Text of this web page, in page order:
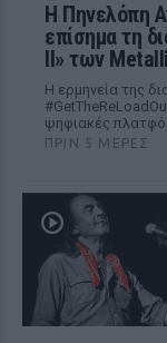
Η Πηνελόπη
επίσημα τη
II» των
Η ερμηνεία της
ψηφιακές
ΠΡΙΝ 5 ΜΈΡΕΣ